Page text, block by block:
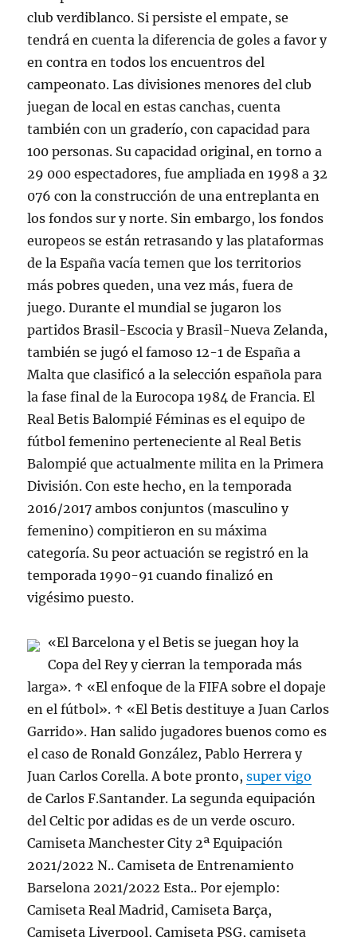
club verdiblanco. Si persiste el empate, se
tendrá en cuenta la diferencia de goles a favor y
en contra en todos los encuentros del
campeonato. Las divisiones menores del club
juegan de local en estas canchas, cuenta
también con un graderío, con capacidad para
100 personas. Su capacidad original, en torno a
29 000 espectadores, fue ampliada en 1998 a 32
076 con la construcción de una entreplanta en
los fondos sur y norte. Sin embargo, los fondos
europeos se están retrasando y las plataformas
de la España vacía temen que los territorios
más pobres queden, una vez más, fuera de
juego. Durante el mundial se jugaron los
partidos Brasil-Escocia y Brasil-Nueva Zelanda,
también se jugó el famoso 12-1 de España a
Malta que clasificó a la selección española para
la fase final de la Eurocopa 1984 de Francia. El
Real Betis Balompié Féminas es el equipo de
fútbol femenino perteneciente al Real Betis
Balompié que actualmente milita en la Primera
División. Con este hecho, en la temporada
2016/2017 ambos conjuntos (masculino y
femenino) compitieron en su máxima
categoría. Su peor actuación se registró en la
temporada 1990-91 cuando finalizó en
vigésimo puesto.
«El Barcelona y el Betis se juegan hoy la
Copa del Rey y cierran la temporada más
larga». ↑ «El enfoque de la FIFA sobre el dopaje
en el fútbol». ↑ «El Betis destituye a Juan Carlos
Garrido». Han salido jugadores buenos como es
el caso de Ronald González, Pablo Herrera y
Juan Carlos Corella. A bote pronto,super vigo
de Carlos F.Santander. La segunda equipación
del Celtic por adidas es de un verde oscuro.
Camiseta Manchester City 2ª Equipación
2021/2022 N.. Camiseta de Entrenamiento
Barselona 2021/2022 Esta.. Por ejemplo:
Camiseta Real Madrid, Camiseta Barça,
Camiseta Liverpool, Camiseta PSG, camiseta